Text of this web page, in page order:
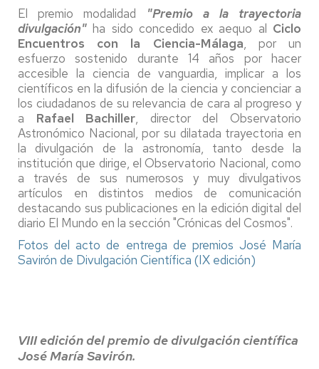
El premio modalidad
"Premio a la trayectoria
divulgación" ha sido concedido ex aequo al Ciclo
Encuentros con la Ciencia-Málaga, por un
esfuerzo sostenido durante 14 años por hacer
accesible la ciencia de vanguardia, implicar a los
científicos en la difusión de la ciencia y concienciar a
los ciudadanos de su relevancia de cara al progreso y
a Rafael Bachiller, director del Observatorio
Astronómico Nacional, por su dilatada trayectoria en
la divulgación de la astronomía, tanto desde la
institución que dirige, el Observatorio Nacional, como
a través de sus numerosos y muy divulgativos
artículos en distintos medios de comunicación
destacando sus publicaciones en la edición digital del
diario El Mundo en la sección "Crónicas del Cosmos".
Fotos del acto de entrega de premios José María
Savirón de Divulgación Científica (IX edición)
VIII edición del premio de divulgación científica
José María Savirón.